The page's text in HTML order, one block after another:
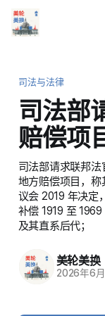
司法与法律
司法部
赔偿项
司法部请求联邦
地方赔偿项目，
议会 2019 年决定
补偿 1919 至
及其直系后代；
美轮美换
2026年6